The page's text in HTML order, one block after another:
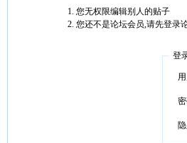
您无权限编辑别人的贴子
您还不是论坛会员,请先登录
登